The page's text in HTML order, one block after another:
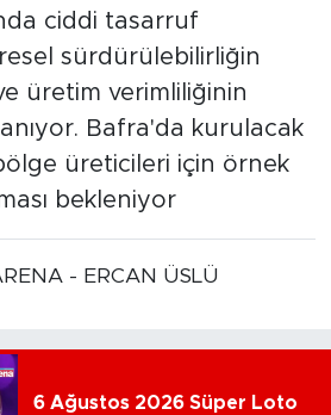
ciddi tasarruf
sürdürülebilirliğin
üretim verimliliğinin
Bafra'da kurulacak
üreticileri için örnek
bekleniyor
- ERCAN ÜSLÜ
6 Ağustos 2026 Süper Loto